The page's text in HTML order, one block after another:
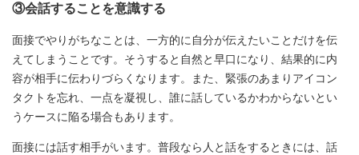
③会話することを意識する
面接でやりがちなことは、一方的に自分が伝えたいことだけを伝
えてしまうことです。そうすると自然と早口になり、結果的に内
容が相手に伝わりづらくなります。また、緊張のあまりアイコン
タクトを忘れ、一点を凝視し、誰に話しているかわからないとい
うケースに陥る場合もあります。
面接には話す相手がいます。普段なら人と話をするときには、話